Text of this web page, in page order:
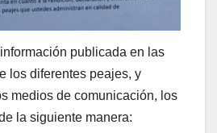
publicada en las
los diferentes peajes, y
medios de comunicación, los
la siguiente manera: